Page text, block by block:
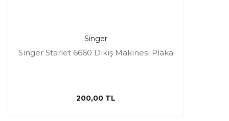
Singer
Singer Starlet 6660 Dikiş Makinesi Plaka
200,00 TL